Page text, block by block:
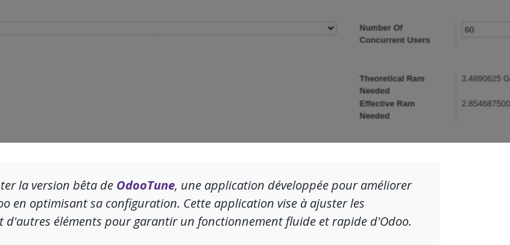
la version bêta de OdooTune, une application développée pour améliorer
en optimisant sa configuration. Cette application vise à ajuster les
d'autres éléments pour garantir un fonctionnement fluide et rapide d'Odoo.